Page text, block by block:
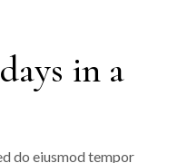
in a
do eiusmod tempor